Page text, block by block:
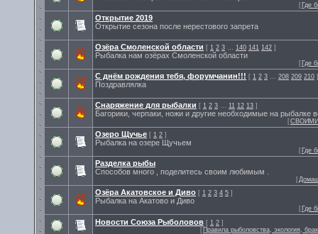
[ Где
Открытие 2019
Открытие сезона после нерестового запрета
Озёра Смоленской области [ 1 2 3 … 140 141 142 ]
Рыбалка нам озёрах Смоленской области
[ Где
С днём рождения тебя, форумчанин!!! [ 1 2 3 … 208 209 210 ]
Поздравлялка
Снаряжение для рыбалки [ 1 2 3 … 11 12 13 ]
Багорики, черпаки, ножи и другие необходимые на рыбалке
[
Озеро Щучье [ 1 2 ]
Рыбалка на озере Щучьем
[ Где
Разделка рыбы
Способов много , поделитесь своим любимым .
[
Озёра Акатовское и Диво [ 1 2 3 4 5 ]
Рыбалка на Акатово и Диво
[ Где
Новости Союза Рыболовов [ 1 2 ]
[ Правила рыболовства, экология,